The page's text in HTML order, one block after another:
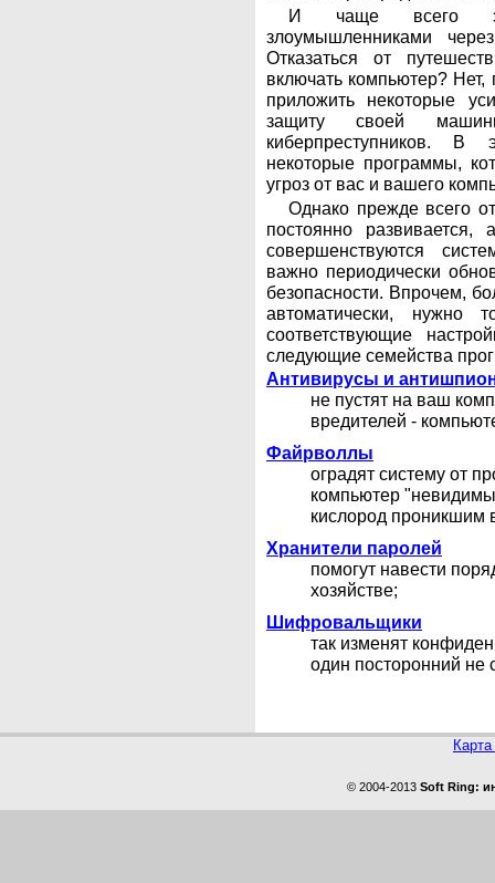
И чаще всего
злоумышленниками
Отказаться от
включать компьютер? Нет,
приложить некоторые
защиту своей
киберпреступников. В
некоторые программы,
угроз от вас и вашего
Однако прежде всего
постоянно
совершенствуются
важно периодически
безопасности. Впрочем,
автоматически, нужно
соответствующие
следующие семейства
Антивирусы и
не пустят на ваш
вредителей -
Файрволлы
оградят систему от
компьютер
кислород проникшим
Хранители паролей
помогут навести
хозяйстве;
Шифровальщики
так изменят
один посторонний не
© 2004-2013 Soft Ring: